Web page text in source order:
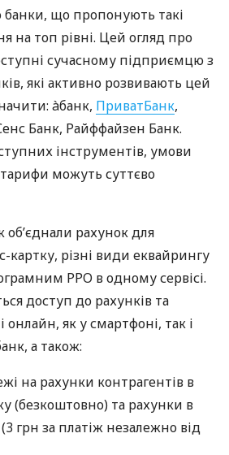
що пропонують такі
на топ рівні. Цей огляд про
сучасному підприємцю з
які активно розвивають цей
àбанк, ПриватБанк,
Банк, Райффайзен Банк.
інструментів, умови
можуть суттєво
рахунок для
картку, різні види еквайрингу
РРО в одному сервісі.
доступ до рахунків та
онлайн, як у смартфоні, так і
а також:
на рахунки контрагентів в
(безкоштовно) та рахунки в
грн за платіж незалежно від